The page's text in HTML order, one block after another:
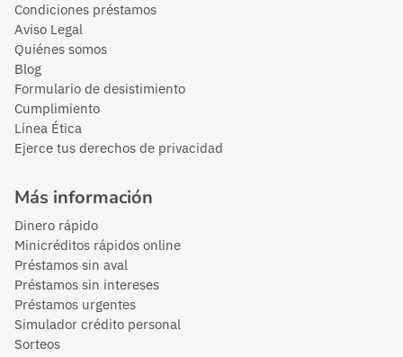
Condiciones préstamos
Aviso Legal
Quiénes somos
Blog
Formulario de desistimiento
Cumplimiento
Línea Ética
Ejerce tus derechos de privacidad
Más información
Dinero rápido
Minicréditos rápidos online
Préstamos sin aval
Préstamos sin intereses
Préstamos urgentes
Simulador crédito personal
Sorteos